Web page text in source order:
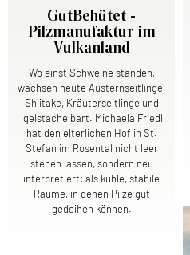
GutBehütet -
Pilzmanufaktur im
Vulkanland
Wo einst Schweine standen,
wachsen heute Austernseitlinge,
Shiitake, Kräuterseitlinge und
Igelstachelbart. Michaela Friedl
hat den elterlichen Hof in St.
Stefan im Rosental nicht leer
stehen lassen, sondern neu
interpretiert: als kühle, stabile
Räume, in denen Pilze gut
gedeihen können.